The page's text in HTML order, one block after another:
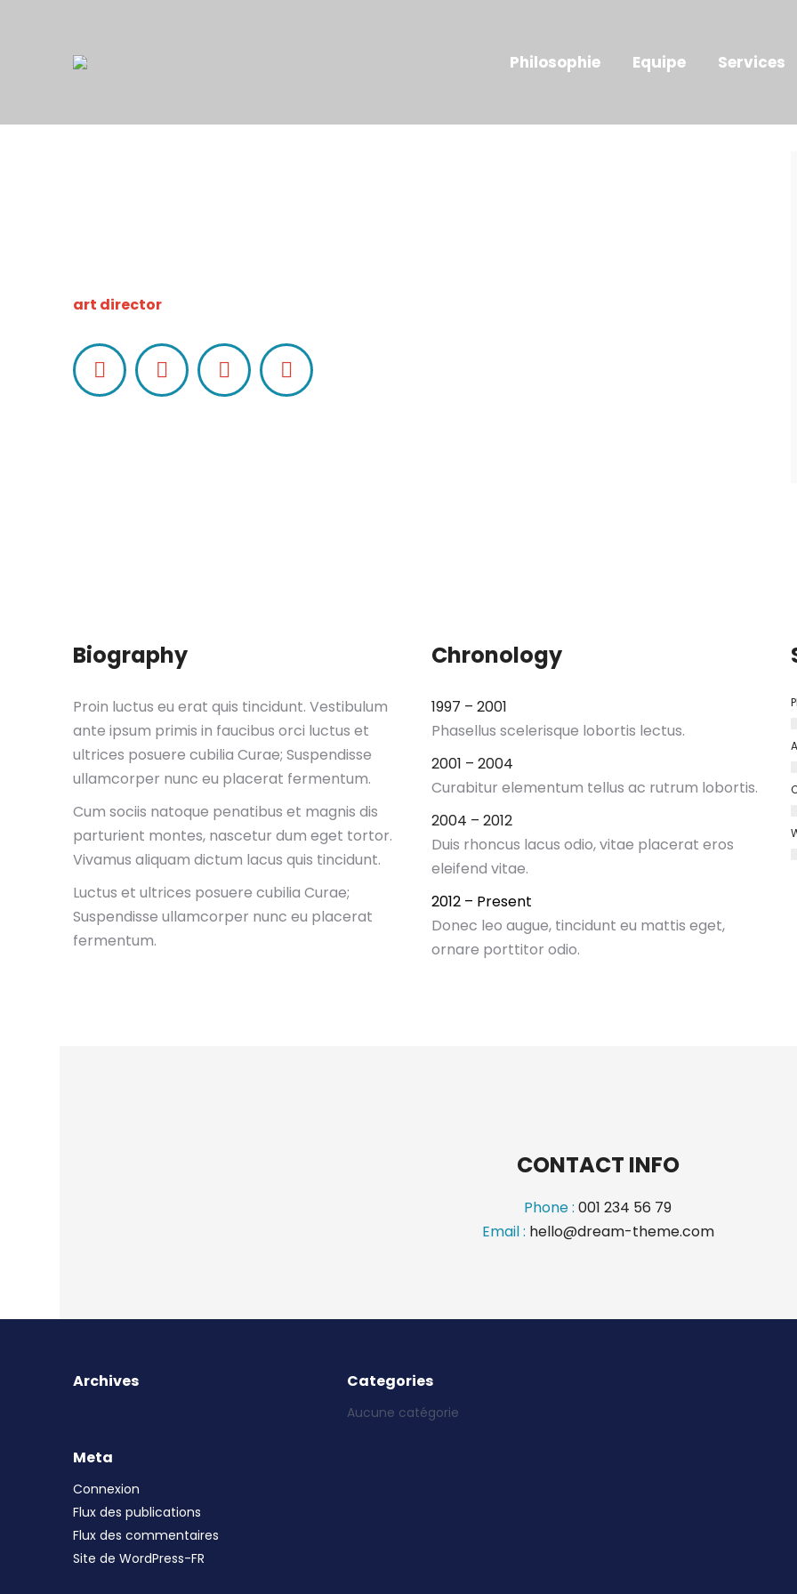
Philosophie Equipe Services
art director
FacebookLinkedInPinterestInstagram
Biography
Proin luctus eu erat quis tincidunt. Vestibulum
ante ipsum primis in faucibus orci luctus et
ultrices posuere cubilia Curae; Suspendisse
ullamcorper nunc eu placerat fermentum.
Cum sociis natoque penatibus et magnis dis
parturient montes, nascetur dum eget tortor.
Vivamus aliquam dictum lacus quis tincidunt.
Luctus et ultrices posuere cubilia Curae;
Suspendisse ullamcorper nunc eu placerat
fermentum.
Chronology
1997 – 2001
Phasellus scelerisque lobortis lectus.
2001 – 2004
Curabitur elementum tellus ac rutrum lobortis.
2004 – 2012
Duis rhoncus lacus odio, vitae placerat eros
eleifend vitae.
2012 – Present
Donec leo augue, tincidunt eu mattis eget,
ornare porttitor odio.
CONTACT INFO
Phone : 001 234 56 79
Email : hello@dream-theme.com
Archives Categories
Aucune catégorie
Meta
Connexion
Flux des publications
Flux des commentaires
Site de WordPress-FR